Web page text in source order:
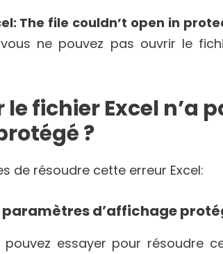
The file couldn’t open in
ne pouvez pas ouvrir le
fichier Excel n’a
?
de résoudre cette erreur Excel:
paramètres d’affichage
essayer pour résoudre